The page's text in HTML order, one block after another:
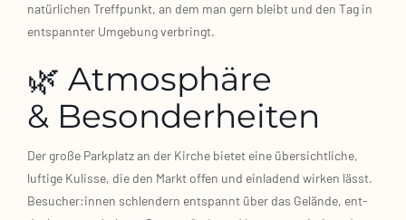
natür­li­chen Treff­punkt, an dem man gern bleibt und den Tag in
ent­spann­ter Umge­bung ver­bringt.
🌿 Atmosphäre
& Besonderheiten
Der gro­ße Park­platz an der Kir­che bie­tet eine über­sicht­li­che,
luf­ti­ge Kulis­se, die den Markt offen und ein­la­dend wir­ken lässt.
Besucher:innen schlen­dern ent­spannt über das Gelän­de, ent­